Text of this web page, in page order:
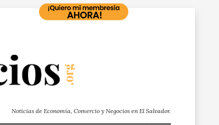
Noticias de Economía, Comercio y Negocios en El Salvador.